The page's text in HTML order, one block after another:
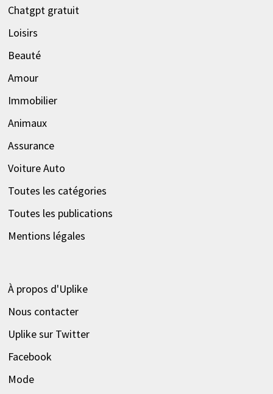
Chatgpt gratuit
Loisirs
Beauté
Amour
Immobilier
Animaux
Assurance
Voiture Auto
Toutes les catégories
Toutes les publications
Mentions légales
À propos d'Uplike
Nous contacter
Uplike sur Twitter
Facebook
Mode